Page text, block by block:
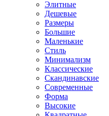
Элитные
Дешевые
Размеры
Большие
Маленькие
Стиль
Минимализм
Классические
Скандинавские
Современные
Форма
Высокие